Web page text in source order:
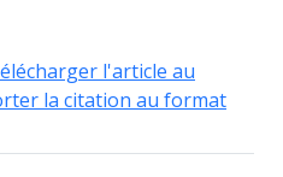
l'article au
la citation au format